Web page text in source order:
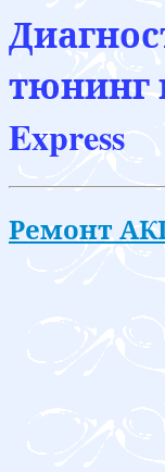
тюнинг
Express
Ремонт